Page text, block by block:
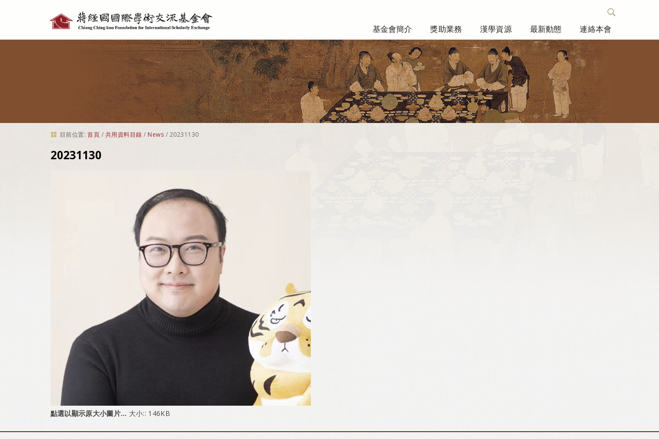
具
基金會簡介 獎助業務 漢學資源 最新動態 連絡本會
目前位置: 首頁 / 共用資料目錄 /News / 20231130
20231130
點選以顯示原大小圖片… 大小:: 146KB